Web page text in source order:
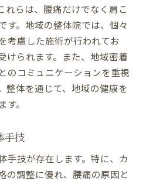
れらは、腰痛だけでなく肩こ
す。地域の整体院では、個々
考慮した施術が行われてお
けられます。また、地域密着
のコミュニケーションを重視
整体を通じて、地域の健康を
。
手技
手技が存在します。特に、カ
の調整に優れ、腰痛の原因と